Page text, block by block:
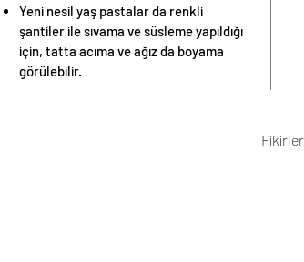
Yeni nesil yaş pastalar da renkli
şantiler ile sıvama ve süsleme yapıldığı
için, tatta acıma ve ağız da boyama
görülebilir.